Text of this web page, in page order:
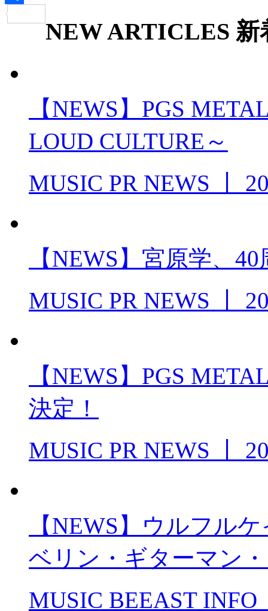
有
NEW ARTICLES 新
【NEWS】PGS
LOUD CULTURE～
MUSIC PR NEWS
【NEWS】宮原学、
MUSIC PR NEWS
【NEWS】PGS
決定！
MUSIC PR NEWS
【NEWS】ウルフル
ベリン・ギターマン
MUSIC BEEAST INFO